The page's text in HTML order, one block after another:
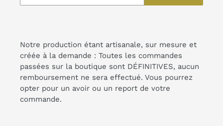
Notre production étant artisanale, sur mesure et
créée à la demande : Toutes les commandes
passées sur la boutique sont DÉFINITIVES, aucun
remboursement ne sera effectué. Vous pourrez
opter pour un avoir ou un report de votre
commande.